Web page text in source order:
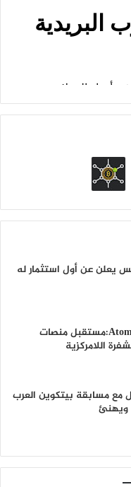
يعلن عن أول استثمار له
تعرف على Atomic Swaps:مستقبل منصات
اللامركزية
مع مسابقة بيتكوين العرب
ويهنئ